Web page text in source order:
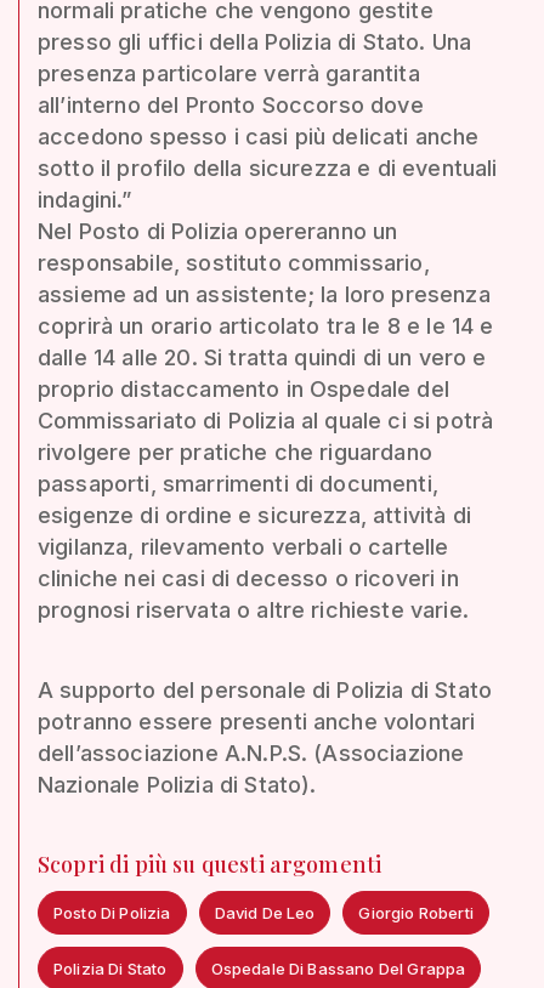
normali pratiche che vengono gestite
presso gli uffici della Polizia di Stato. Una
presenza particolare verrà garantita
all’interno del Pronto Soccorso dove
accedono spesso i casi più delicati anche
sotto il profilo della sicurezza e di eventuali
indagini.”
Nel Posto di Polizia opereranno un
responsabile, sostituto commissario,
assieme ad un assistente; la loro presenza
coprirà un orario articolato tra le 8 e le 14 e
dalle 14 alle 20. Si tratta quindi di un vero e
proprio distaccamento in Ospedale del
Commissariato di Polizia al quale ci si potrà
rivolgere per pratiche che riguardano
passaporti, smarrimenti di documenti,
esigenze di ordine e sicurezza, attività di
vigilanza, rilevamento verbali o cartelle
cliniche nei casi di decesso o ricoveri in
prognosi riservata o altre richieste varie.
A supporto del personale di Polizia di Stato
potranno essere presenti anche volontari
dell’associazione A.N.P.S. (Associazione
Nazionale Polizia di Stato).
Scopri di più su questi argomenti
Posto Di Polizia David De Leo Giorgio Roberti
Polizia Di Stato Ospedale Di Bassano Del Grappa